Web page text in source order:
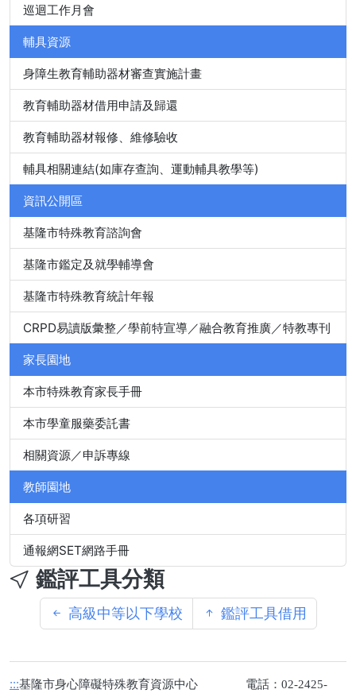
巡迴工作月會
輔具資源
身障生教育輔助器材審查實施計畫
教育輔助器材借用申請及歸還
教育輔助器材報修、維修驗收
輔具相關連結(如庫存查詢、運動輔具教學等)
資訊公開區
基隆市特殊教育諮詢會
基隆市鑑定及就學輔導會
基隆市特殊教育統計年報
CRPD易讀版彙整／學前特宣導／融合教育推廣／特教專刊
家長園地
本市特殊教育家長手冊
本市學童服藥委託書
相關資源／申訴專線
教師園地
各項研習
通報網SET網路手冊
鑑評工具分類
高級中等以下學校 鑑評工具借用
:::基隆市身心障礙特殊教育資源中心 電話：02-2425-